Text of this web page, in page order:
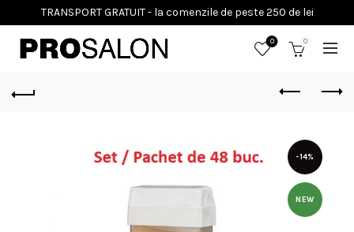
0 0
-14%
NEW